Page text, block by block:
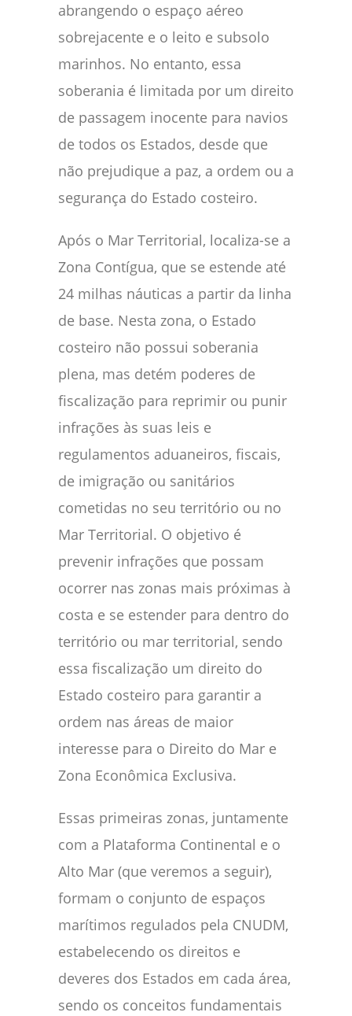
abrangendo o espaço aéreo
sobrejacente e o leito e subsolo
marinhos. No entanto, essa
soberania é limitada por um direito
de passagem inocente para navios
de todos os Estados, desde que
não prejudique a paz, a ordem ou a
segurança do Estado costeiro.
Após o Mar Territorial, localiza-se a
Zona Contígua, que se estende até
24 milhas náuticas a partir da linha
de base. Nesta zona, o Estado
costeiro não possui soberania
plena, mas detém poderes de
fiscalização para reprimir ou punir
infrações às suas leis e
regulamentos aduaneiros, fiscais,
de imigração ou sanitários
cometidas no seu território ou no
Mar Territorial. O objetivo é
prevenir infrações que possam
ocorrer nas zonas mais próximas à
costa e se estender para dentro do
território ou mar territorial, sendo
essa fiscalização um direito do
Estado costeiro para garantir a
ordem nas áreas de maior
interesse para o Direito do Mar e
Zona Econômica Exclusiva.
Essas primeiras zonas, juntamente
com a Plataforma Continental e o
Alto Mar (que veremos a seguir),
formam o conjunto de espaços
marítimos regulados pela CNUDM,
estabelecendo os direitos e
deveres dos Estados em cada área,
sendo os conceitos fundamentais